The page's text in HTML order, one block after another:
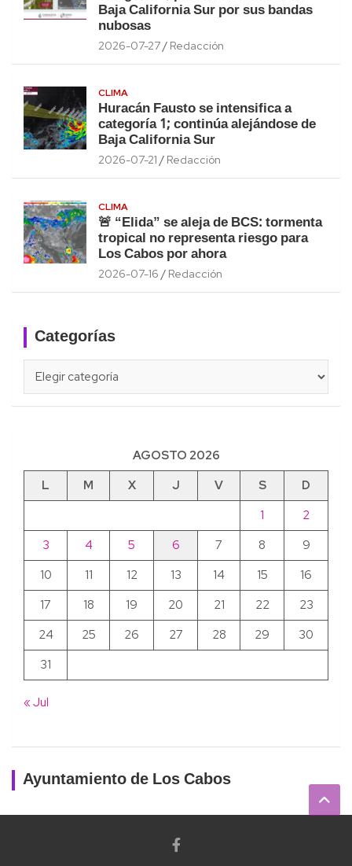
Baja California Sur por sus bandas
nubosas
2026-07-27 Redacción
CLIMA
Huracán Fausto se intensifica a
categoría 1; continúa alejándose de
Baja California Sur
2026-07-21 Redacción
CLIMA
🚨 “Elida” se aleja de BCS: tormenta
tropical no representa riesgo para
Los Cabos por ahora
2026-07-16 Redacción
Categorías
AGOSTO 2026
L
M X J V S
D
1
2
3
4 5 6 7 8
9
10
11 12 13 14 15
16
17
18 19 20 21 22
23
24
25 26 27 28 29
30
31
« Jul
Ayuntamiento de Los Cabos